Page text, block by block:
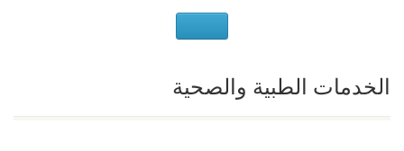
الخدمات الطبية والصحية